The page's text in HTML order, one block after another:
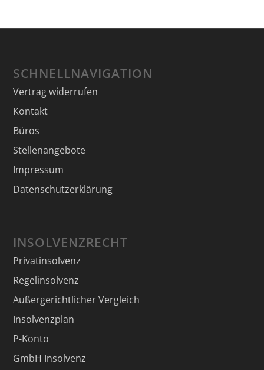
SCHNELLNAVIGATION
Vertrag widerrufen
Kontakt
Büros
Stellenangebote
Impressum
Datenschutzerklärung
INSOLVENZRECHT
Privatinsolvenz
Regelinsolvenz
Außergerichtlicher Vergleich
Insolvenzplan
P-Konto
GmbH Insolvenz